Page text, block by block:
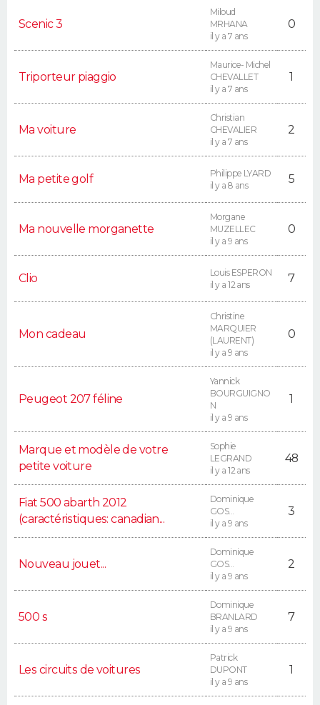
Scenic 3
Miloud
MRHANA
il y a 7 ans
0
Triporteur piaggio
Maurice- Michel
CHEVALLET
il y a 7 ans
1
Ma voiture
Christian
CHEVALIER
il y a 7 ans
2
Ma petite golf
Philippe LYARD
il y a 8 ans
5
Ma nouvelle morganette
Morgane
MUZELLEC
il y a 9 ans
0
Clio
Louis ESPERON
il y a 12 ans
7
Mon cadeau
Christine
MARQUIER
(LAURENT)
il y a 9 ans
0
Peugeot 207 féline
Yannick
BOURGUIGNO
N
il y a 9 ans
1
Marque et modèle de votre
petite voiture
Sophie
LEGRAND
il y a 12 ans
48
Fiat 500 abarth 2012
(caractéristiques: canadian...
Dominique
GOS...
il y a 9 ans
3
Nouveau jouet...
Dominique
GOS...
il y a 9 ans
2
500 s
Dominique
BRANLARD
il y a 9 ans
7
Les circuits de voitures
Patrick
DUPONT
il y a 9 ans
1